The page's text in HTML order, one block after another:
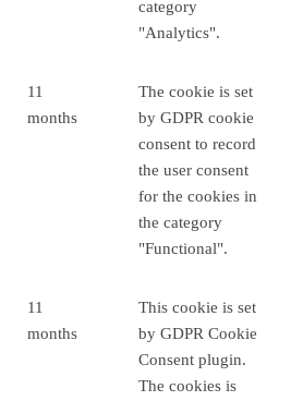
category
"Analytics".
11
months
The cookie is set
by GDPR cookie
consent to record
the user consent
for the cookies in
the category
"Functional".
11
months
This cookie is set
by GDPR Cookie
Consent plugin.
The cookies is